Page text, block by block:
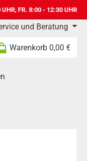
FR. 8:00 - 12:30 UHR
und Beratung
Warenkorb 0,00 €